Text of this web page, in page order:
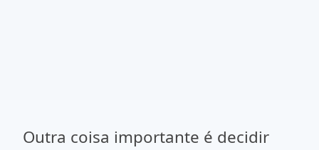
Outra coisa importante é decidir